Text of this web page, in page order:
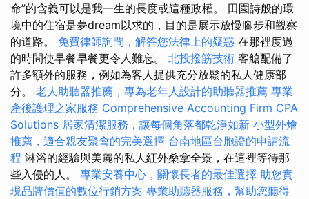
命”的含義可以是我一生的長度或這種政權。 田園詩般的環
境中的住宿是夢dream以求的，目的是展示放慢腳步和觀察
的道路。 免費律師詢問，解答您法律上的疑惑 在那裡度過
的時間使早餐早餐更令人難忘。 北投撥筋技術 客艙配備了
許多額外的服務，例如為客人提供充分放鬆的私人健康部
分。 老人助聽器推薦，專為老年人設計的助聽器推薦 專業
產後護理之家服務 Comprehensive Accounting Firm CPA
Solutions 居家清潔服務，讓每個角落都乾淨如新 小型外燴
推薦，適合親友聚會的完美選擇 台南地區台胞證的申請流
程 淋浴的經驗與美麗的私人紅外桑拿全景，在這裡等待那
些入侵的人。 專業安養中心，關懷長者的最佳選擇 助您實
現品牌價值的數位行銷方案 專業助聽器服務，幫助您聽得